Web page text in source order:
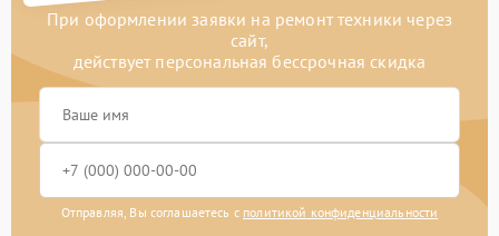
При оформлении заявки на ремонт техники через
сайт,
действует персональная бессрочная скидка
Отправляя, Вы соглашаетесь с политикой конфиденциальности